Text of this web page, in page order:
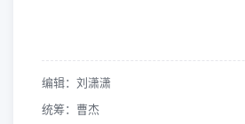
编辑：刘潇潇
统筹：曹杰